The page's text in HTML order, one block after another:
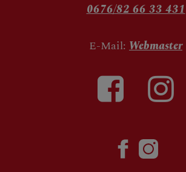
0676/82 66 33 431
E-Mail: Webmaster